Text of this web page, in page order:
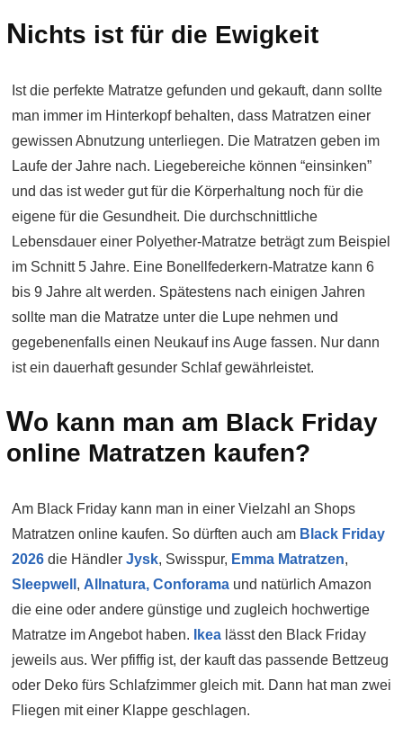
Nichts ist für die Ewigkeit
Ist die perfekte Matratze gefunden und gekauft, dann sollte
man immer im Hinterkopf behalten, dass Matratzen einer
gewissen Abnutzung unterliegen. Die Matratzen geben im
Laufe der Jahre nach. Liegebereiche können “einsinken”
und das ist weder gut für die Körperhaltung noch für die
eigene für die Gesundheit. Die durchschnittliche
Lebensdauer einer Polyether-Matratze beträgt zum Beispiel
im Schnitt 5 Jahre. Eine Bonellfederkern-Matratze kann 6
bis 9 Jahre alt werden. Spätestens nach einigen Jahren
sollte man die Matratze unter die Lupe nehmen und
gegebenenfalls einen Neukauf ins Auge fassen. Nur dann
ist ein dauerhaft gesunder Schlaf gewährleistet.
Wo kann man am Black Friday
online Matratzen kaufen?
Am Black Friday kann man in einer Vielzahl an Shops
Matratzen online kaufen. So dürften auch am Black Friday
2026 die Händler Jysk, Swisspur, Emma Matratzen,
Sleepwell , Allnatura, Conforama und natürlich Amazon
die eine oder andere günstige und zugleich hochwertige
Matratze im Angebot haben.
Ikea lässt den Black Friday
jeweils aus. Wer pfiffig ist, der kauft das passende Bettzeug
oder Deko fürs Schlafzimmer gleich mit. Dann hat man zwei
Fliegen mit einer Klappe geschlagen.